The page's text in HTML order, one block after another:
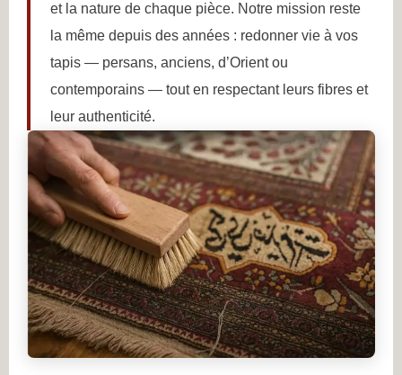
et la nature de chaque pièce. Notre mission reste
la même depuis des années : redonner vie à vos
tapis — persans, anciens, d’Orient ou
contemporains — tout en respectant leurs fibres et
leur authenticité.